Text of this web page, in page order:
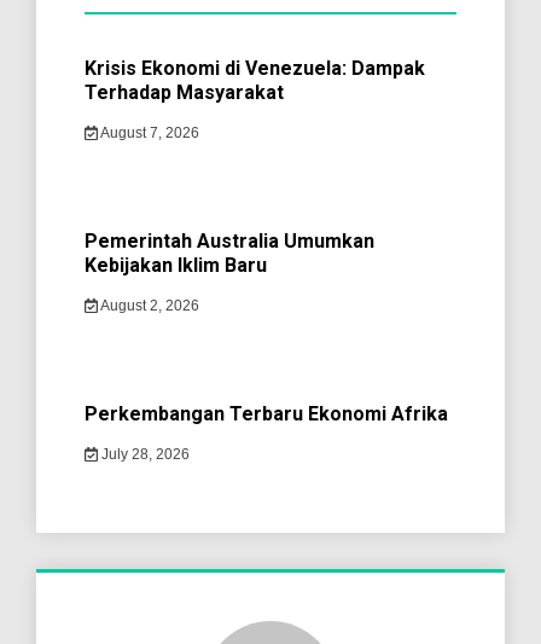
Krisis Ekonomi di Venezuela: Dampak
Terhadap Masyarakat
August 7, 2026
Pemerintah Australia Umumkan
Kebijakan Iklim Baru
August 2, 2026
Perkembangan Terbaru Ekonomi Afrika
July 28, 2026